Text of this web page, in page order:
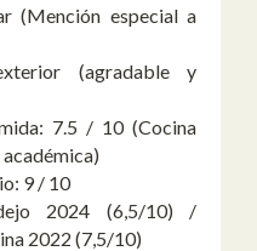
(Mención especial a
(agradable y
7.5 / 10 (Cocina
9 / 10
2024 (6,5/10) /
2022 (7,5/10)